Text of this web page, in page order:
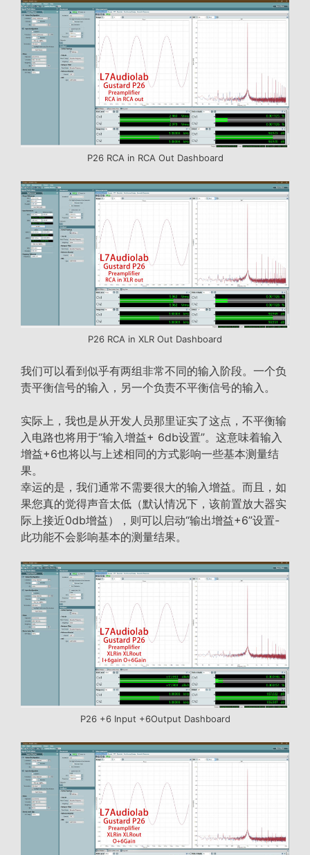
P26 RCA in RCA Out Dashboard
P26 RCA in XLR Out Dashboard
我们可以看到似乎有两组非常不同的输入阶段。一个负
责平衡信号的输入，另一个负责不平衡信号的输入。
实际上，我也是从开发人员那里证实了这点，不平衡输
入电路也将用于“输入增益+ 6db设置”。这意味着输入
增益+6也将以与上述相同的方式影响一些基本测量结
果。
幸运的是，我们通常不需要很大的输入增益。而且，如
果您真的觉得声音太低（默认情况下，该前置放大器实
际上接近0db增益），则可以启动“输出增益+6”设置-
此功能不会影响基本的测量结果。
P26 +6 Input +6Output Dashboard